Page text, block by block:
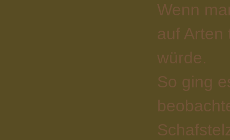
Wenn
auf Arten
würde.
So ging